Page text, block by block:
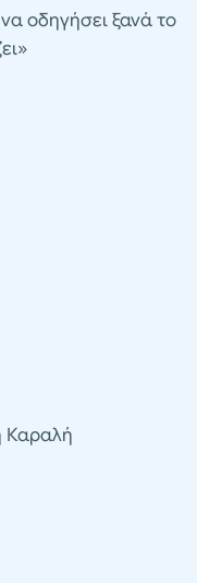
οδηγήσει ξανά το
Καραλή